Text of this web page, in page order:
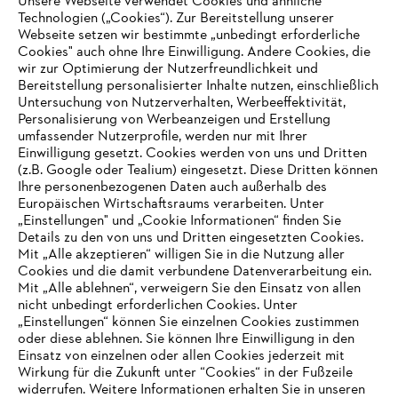
Hinweisgebersystem
AUSZEICHNUNGEN
Technologien („Cookies“). Zur Bereitstellung unserer
Webseite setzen wir bestimmte „unbedingt erforderliche
Cookies" auch ohne Ihre Einwilligung. Andere Cookies, die
wir zur Optimierung der Nutzerfreundlichkeit und
Bereitstellung personalisierter Inhalte nutzen, einschließlich
Untersuchung von Nutzerverhalten, Werbeeffektivität,
Personalisierung von Werbeanzeigen und Erstellung
umfassender Nutzerprofile, werden nur mit Ihrer
Einwilligung gesetzt. Cookies werden von uns und Dritten
(z.B. Google oder Tealium) eingesetzt. Diese Dritten können
Ihre personenbezogenen Daten auch außerhalb des
Europäischen Wirtschaftsraums verarbeiten. Unter
„Einstellungen" und „Cookie Informationen“ finden Sie
Details zu den von uns und Dritten eingesetzten Cookies.
Mit „Alle akzeptieren“ willigen Sie in die Nutzung aller
Cookies und die damit verbundene Datenverarbeitung ein.
Mit „Alle ablehnen“, verweigern Sie den Einsatz von allen
nicht unbedingt erforderlichen Cookies. Unter
„Einstellungen“ können Sie einzelnen Cookies zustimmen
oder diese ablehnen. Sie können Ihre Einwilligung in den
Einsatz von einzelnen oder allen Cookies jederzeit mit
Wirkung für die Zukunft unter “Cookies“ in der Fußzeile
widerrufen. Weitere Informationen erhalten Sie in unseren